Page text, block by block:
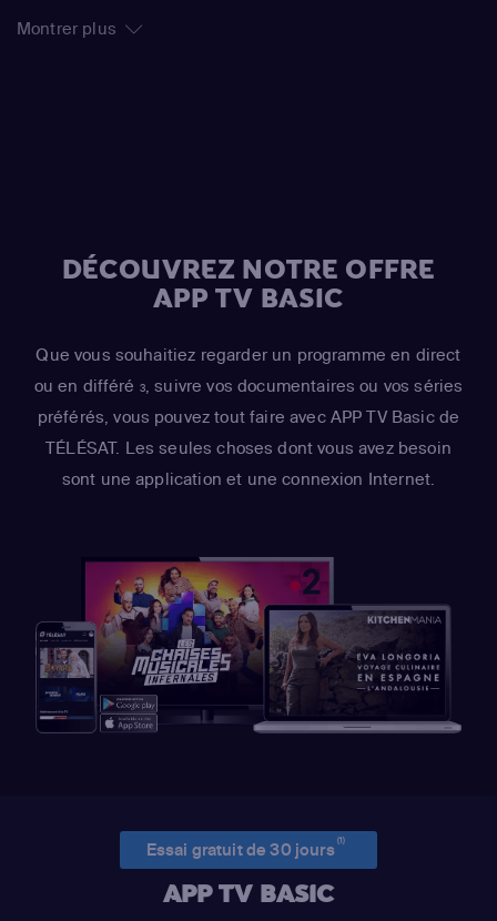
Montrer plus
DÉCOUVREZ NOTRE OFFRE
APP TV BASIC
Que vous souhaitiez regarder un programme en direct
ou en différé 3, suivre vos documentaires ou vos séries
préférés, vous pouvez tout faire avec APP TV Basic de
TÉLÉSAT. Les seules choses dont vous avez besoin
sont une application et une connexion Internet.
Essai gratuit de 30 jours(1)
APP TV BASIC